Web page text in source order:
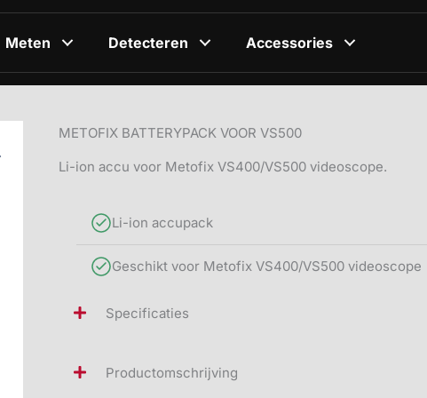
Meten Detecteren Accessories
METOFIX BATTERYPACK VOOR VS500
Li-ion accu voor Metofix VS400/VS500 videoscope.
Li-ion accupack
Geschikt voor Metofix VS400/VS500 videoscope
Specificaties
Productomschrijving